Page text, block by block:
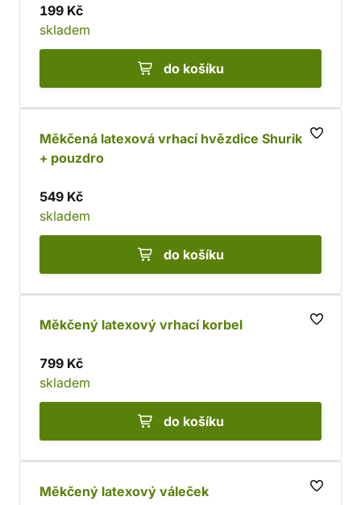
199 Kč
skladem
do košíku
Měkčená latexová vrhací hvězdice Shuriken
+ pouzdro
549 Kč
skladem
do košíku
Měkčený latexový vrhací korbel
799 Kč
skladem
do košíku
Měkčený latexový váleček